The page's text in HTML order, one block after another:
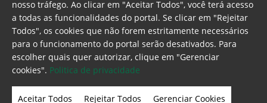
Ministério Público do Estado do Ceará
Procuradoria Geral de Justiça Av. Gen. Afonso
Albuquerque Lima, 130 - Cambeba - CEP:
60.822-325 - Fortaleza, Ceará. Brasil
nosso tráfego. Ao clicar em "Aceitar Todos", você terá acesso
a todas as funcionalidades do portal. Se clicar em "Rejeitar
Todos", os cookies que não forem estritamente necessários
para o funcionamento do portal serão desativados. Para
escolher quais quer autorizar, clique em "Gerenciar
cookies". Politica de privacidade
Aceitar Todos Rejeitar Todos Gerenciar Cookies